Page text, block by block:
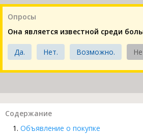
Опросы
Она является известной среди
Да. Нет. Возможно.
Содержание
Объявление о покупке